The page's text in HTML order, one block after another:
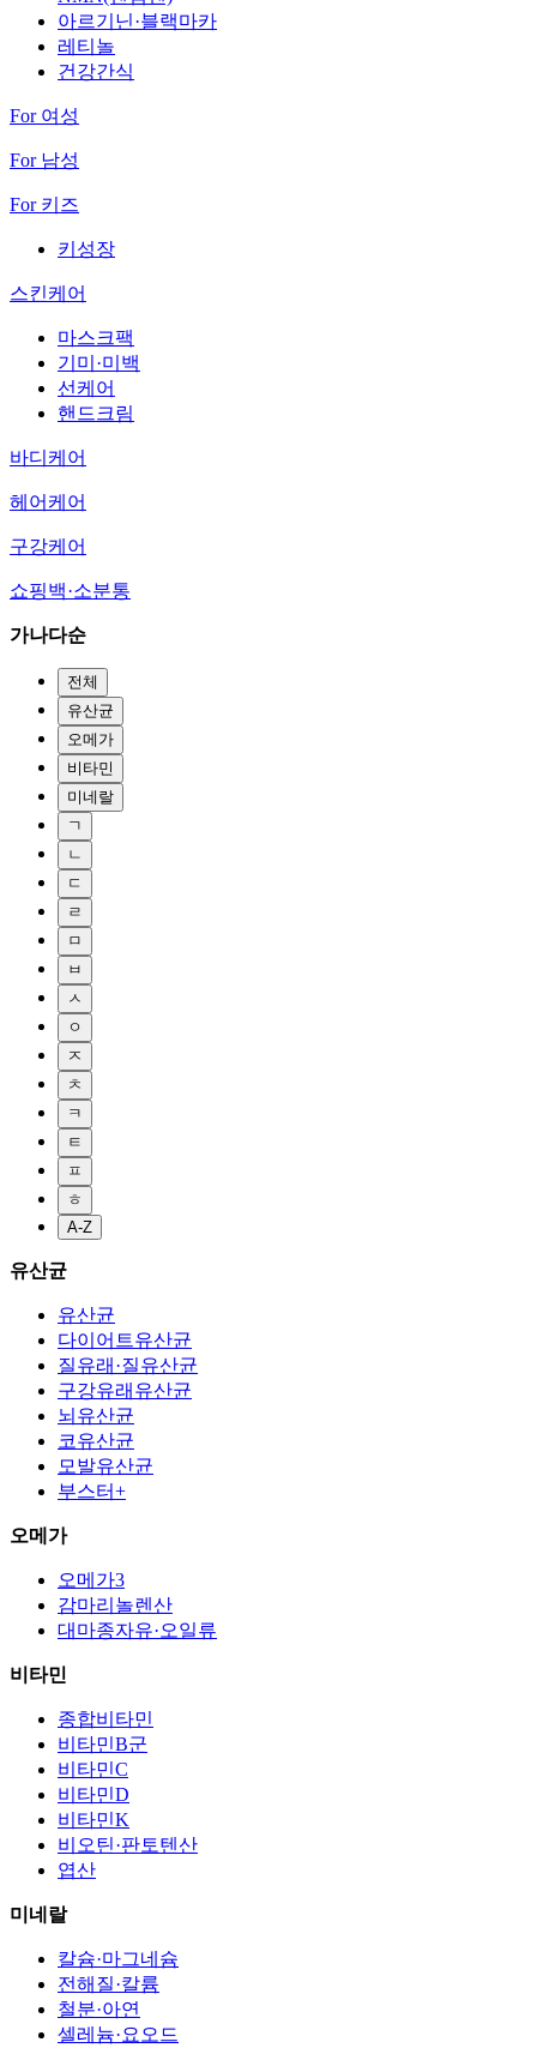
아르기닌·블랙마카
레티놀
건강간식
For 여성
For 남성
For 키즈
키성장
스킨케어
마스크팩
기미·미백
선케어
핸드크림
바디케어
헤어케어
구강케어
쇼핑백·소분통
가나다순
전체
유산균
오메가
비타민
미네랄
ㄱ
ㄴ
ㄷ
ㄹ
ㅁ
ㅂ
ㅅ
ㅇ
ㅈ
ㅊ
ㅋ
ㅌ
ㅍ
ㅎ
A-Z
유산균
유산균
다이어트유산균
질유래·질유산균
구강유래유산균
뇌유산균
코유산균
모발유산균
부스터+
오메가
오메가3
감마리놀렌산
대마종자유·오일류
비타민
종합비타민
비타민B군
비타민C
비타민D
비타민K
비오틴·판토텐산
엽산
미네랄
칼슘·마그네슘
전해질·칼륨
철분·아연
셀레늄·요오드